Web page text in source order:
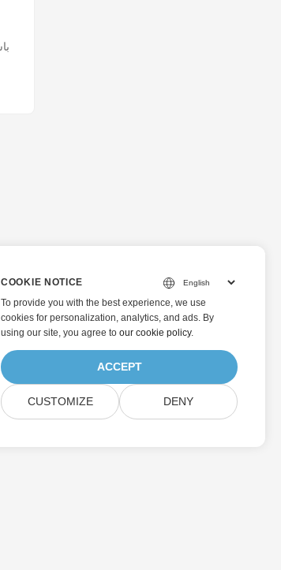
COOKIE NOTICE
To provide you with the best experience, we use
cookies for personalization, analytics, and ads. By
using our site, you agree to our cookie policy.
ACCEPT
CUSTOMIZE DENY